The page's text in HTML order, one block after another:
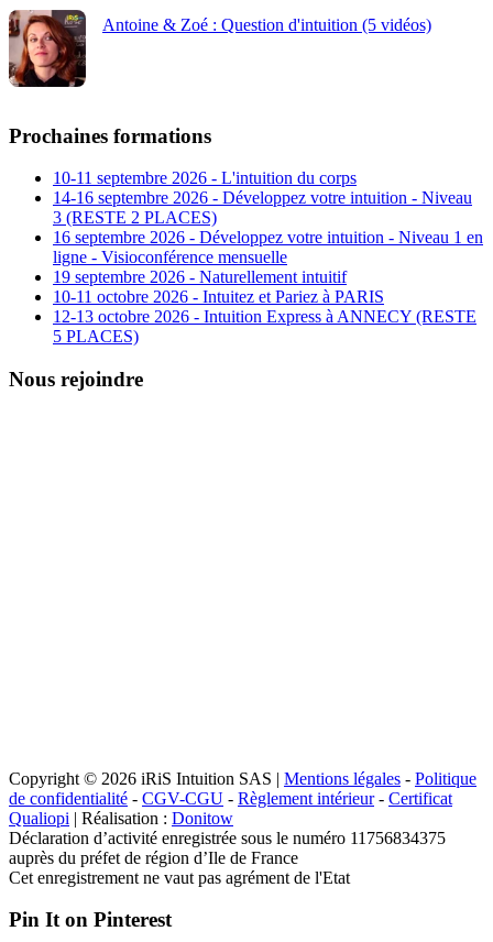
Antoine & Zoé : Question d'intuition (5 vidéos)
Prochaines formations
10-11 septembre 2026 - L'intuition du corps
14-16 septembre 2026 - Développez votre intuition - Niveau
3 (RESTE 2 PLACES)
16 septembre 2026 - Développez votre intuition - Niveau 1 en
ligne - Visioconférence mensuelle
19 septembre 2026 - Naturellement intuitif
10-11 octobre 2026 - Intuitez et Pariez à PARIS
12-13 octobre 2026 - Intuition Express à ANNECY (RESTE
5 PLACES)
Nous rejoindre
Copyright © 2026 iRiS Intuition SAS | Mentions légales - Politique
de confidentialité - CGV-CGU - Règlement intérieur- Certificat
Qualiopi | Réalisation : Donitow
Déclaration d’activité enregistrée sous le numéro 11756834375
auprès du préfet de région d’Ile de France
Cet enregistrement ne vaut pas agrément de l'Etat
Pin It on Pinterest